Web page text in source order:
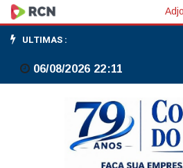
SP:
Peruíbe
passa
contar
ULTIMAS :
06/08/2026 22:11